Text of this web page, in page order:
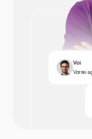
Voi
Vorrei